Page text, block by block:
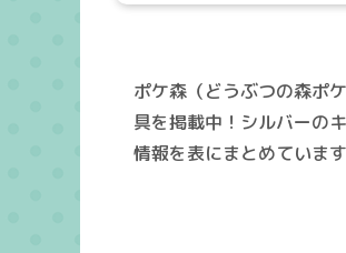
ポケ森（どうぶつの森ポ
具を掲載中！シルバーの
情報を表にまとめていま